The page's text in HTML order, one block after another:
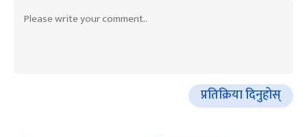
प्रतिक्रिया दिनुहोस्